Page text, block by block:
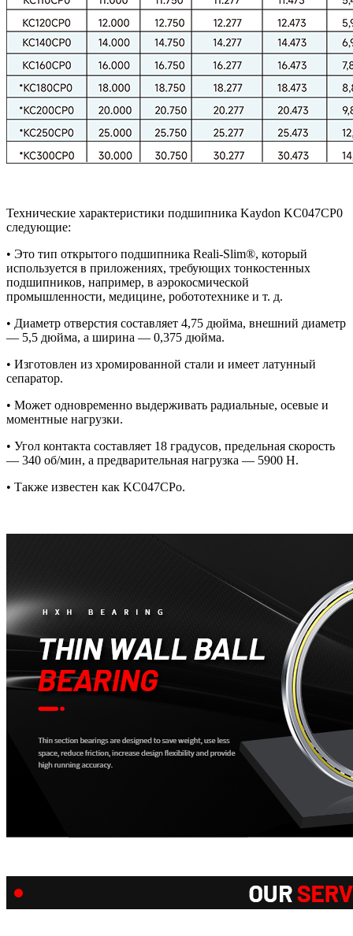
Технические характеристики подшипника Kaydon KC047CP0
следующие:
• Это тип открытого подшипника Reali-Slim®, который
используется в приложениях, требующих тонкостенных
подшипников, например, в аэрокосмической
промышленности, медицине, робототехнике и т. д.
• Диаметр отверстия составляет 4,75 дюйма, внешний диаметр
— 5,5 дюйма, а ширина — 0,375 дюйма.
• Изготовлен из хромированной стали и имеет латунный
сепаратор.
• Может одновременно выдерживать радиальные, осевые и
моментные нагрузки.
• Угол контакта составляет 18 градусов, предельная скорость
— 340 об/мин, а предварительная нагрузка — 5900 Н.
• Также известен как KC047CPo.